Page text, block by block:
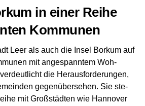
in einer Rei­he
Kommunen
Leer als auch die Insel Bor­kum auf
mit ange­spann­tem Woh­
die Her­aus­for­de­run­gen,
gegen­über­se­hen. Sie ste­
mit Groß­städ­ten wie Han­no­ver